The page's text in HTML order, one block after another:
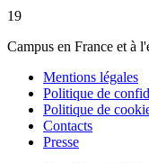
19
Campus en France et à
Mentions légales
Politique de
Politique de
Contacts
Presse